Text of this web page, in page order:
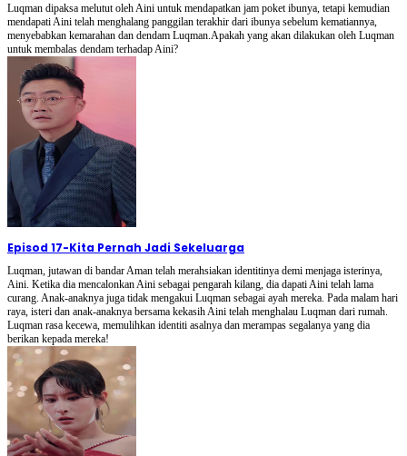
Luqman dipaksa melutut oleh Aini untuk mendapatkan jam poket ibunya, tetapi kemudian
mendapati Aini telah menghalang panggilan terakhir dari ibunya sebelum kematiannya,
menyebabkan kemarahan dan dendam Luqman.Apakah yang akan dilakukan oleh Luqman
untuk membalas dendam terhadap Aini?
Episod 17-Kita Pernah Jadi Sekeluarga
Luqman, jutawan di bandar Aman telah merahsiakan identitinya demi menjaga isterinya,
Aini. Ketika dia mencalonkan Aini sebagai pengarah kilang, dia dapati Aini telah lama
curang. Anak-anaknya juga tidak mengakui Luqman sebagai ayah mereka. Pada malam hari
raya, isteri dan anak-anaknya bersama kekasih Aini telah menghalau Luqman dari rumah.
Luqman rasa kecewa, memulihkan identiti asalnya dan merampas segalanya yang dia
berikan kepada mereka!